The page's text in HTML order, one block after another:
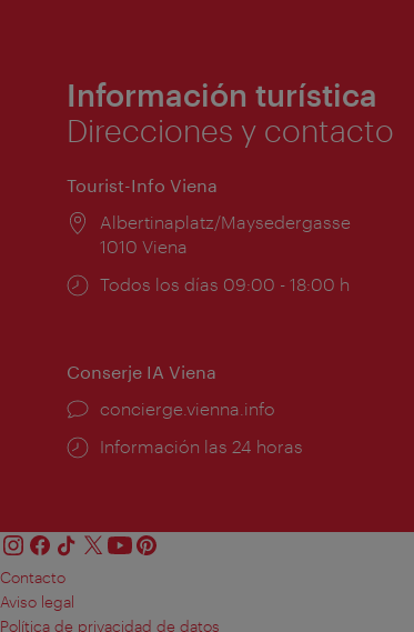
Información turística
Direcciones y contacto
Tourist-Info Viena
Lugar:
Albertinaplatz/Maysedergasse
1010 Viena
Horarios
Todos los días 09:00 - 18:00 h
Conserje IA Viena
concierge.vienna.info
Información las 24 horas
Contacto
Aviso legal
Política de privacidad de datos